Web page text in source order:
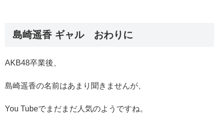
島崎遥香 ギャル おわりに
AKB48卒業後、
島崎遥香の名前はあまり聞きませんが、
You Tubeでまだまだ人気のようですね。